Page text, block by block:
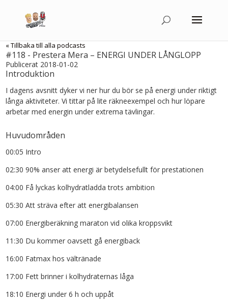
« Tillbaka till alla podcasts
#118 - Prestera Mera – ENERGI UNDER LÅNGLOPP
Publicerat 2018-01-02
Introduktion
I dagens avsnitt dyker vi ner hur du bör se på energi under riktigt
långa aktiviteter. Vi tittar på lite räkneexempel och hur löpare
arbetar med energin under extrema tävlingar.
Huvudområden
00:05 Intro
02:30 90% anser att energi är betydelsefullt för prestationen
04:00 Få lyckas kolhydratladda trots ambition
05:30 Att sträva efter att energibalansen
07:00 Energiberäkning maraton vid olika kroppsvikt
11:30 Du kommer oavsett gå energiback
16:00 Fatmax hos vältränade
17:00 Fett brinner i kolhydraternas låga
18:10 Energi under 6 h och uppåt